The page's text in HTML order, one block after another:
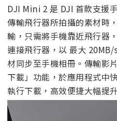
DJI Mini 2 是 DJI 首款支援
傳輸飛行器所拍攝的素材時
輸，只需將手機靠近飛行器
連接飛行器，以 最大
材同步至手機相冊。傳輸影
下載」功能，於應用程式中
執行下載，高效便捷大幅提